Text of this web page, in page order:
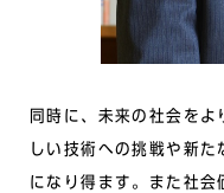
同時に、未来の社会を
しい技術への挑戦や新
になり得ます。また社会